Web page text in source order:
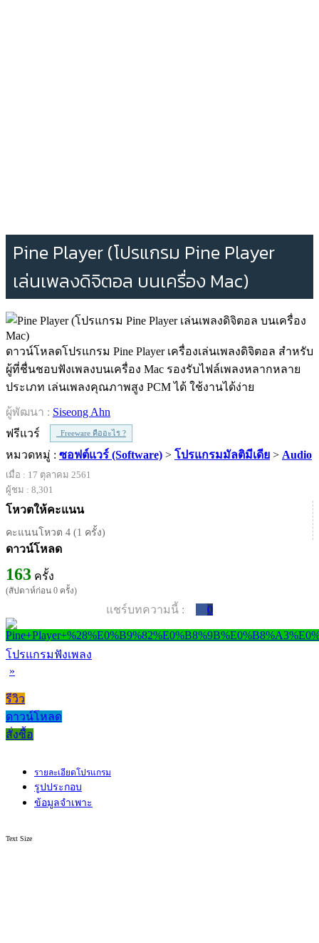
Pine Player (โปรแกรม Pine Player
เล่นเพลงดิจิตอล บนเครื่อง Mac)
ดาวน์โหลดโปรแกรม Pine Player เครื่องเล่นเพลงดิจิตอล สำหรับ
ผู้ที่ชื่นชอบฟังเพลงบนเครื่อง Mac รองรับไฟล์เพลงหลากหลาย
ประเภท เล่นเพลงคุณภาพสูง PCM ได้ ใช้งานได้ง่าย
ผู้พัฒนา : Siseong Ahn
ฟรีแวร์
Freeware คืออะไร ?
หมวดหมู่ : ซอฟต์แวร์ (Software) > โปรแกรมมัลติมีเดีย > Audio
เมื่อ : 17 ตุลาคม 2561
ผู้ชม : 8,301
โหวตให้คะแนน
คะแนนโหวต 4 (1 ครั้ง)
ดาวน์โหลด
163 ครั้ง
(สัปดาห์ก่อน 0 ครั้ง)
แชร์บทความนี้ : 0
โปรแกรมฟังเพลง
»
รีวิว
ดาวน์โหลด
สั่งซื้อ
รายละเอียดโปรแกรม
รูปประกอบ
ข้อมูลจำเพาะ
Text Size